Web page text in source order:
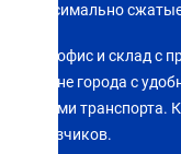
Максимально
Наш офис и склад с
районе города с
видами транспорта.
заказчиков.